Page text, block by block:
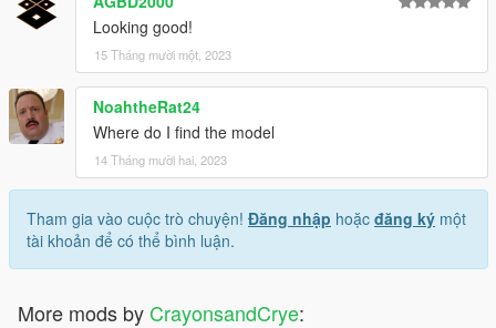
Looking good!
15 Tháng mười một, 2023
NoahtheRat24
Where do I find the model
14 Tháng mười hai, 2023
Tham gia vào cuộc trò chuyện! Đăng nhập hoặc đăng ký một
tài khoản để có thể bình luận.
More mods by CrayonsandCrye: